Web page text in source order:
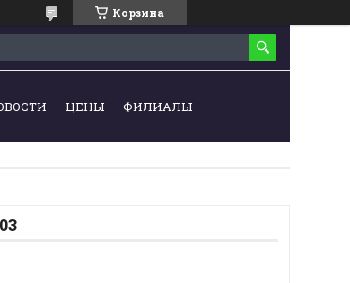
Корзина
ЦЕНЫ ФИЛИАЛЫ